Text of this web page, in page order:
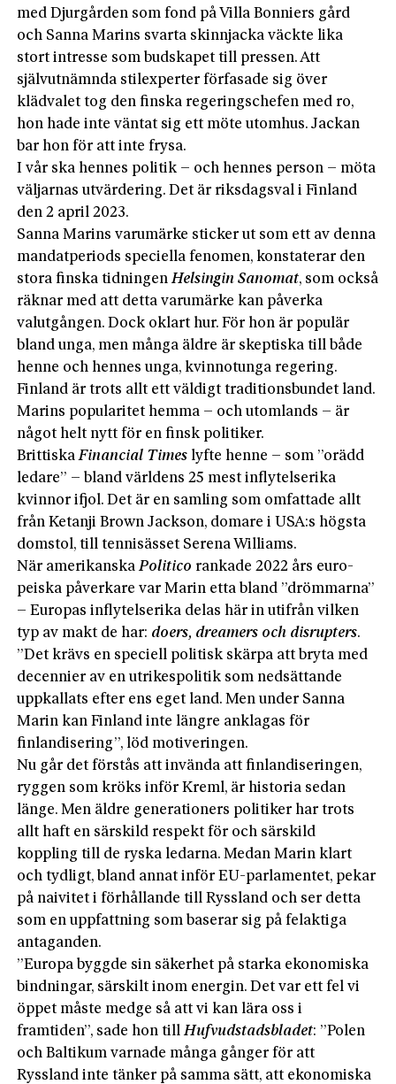
med Djurgården som fond på Villa Bonniers gård
och Sanna Marins svarta skinnjacka väckte lika
stort intresse som budskapet till pres­sen. Att
självutnämnda stilexperter förfasade sig över
klädvalet tog den finska regeringschefen med ro,
hon hade inte väntat sig ett möte utomhus. Jackan
bar hon för att inte frysa.
I vår ska hennes politik – och hennes person – möta
väljarnas utvärdering. Det är riksdagsval i Finland
den 2 april 2023.
Sanna Marins varumärke sticker ut som ett av denna
mandatperiods speciella fenomen, konstaterar den
stora finska tidningenHelsingin Sanomat, som också
räknar med att detta varumärke kan påverka
valutgången. Dock oklart hur. För hon är populär
bland unga, men många äldre är skeptiska till både
henne och hennes unga, kvinnotunga regering.
Finland är trots allt ett väldigt traditionsbundet land.
Marins popularitet hemma – och utomlands – är
något helt nytt för en finsk politiker.
BrittiskaFinancial Times lyfte henne – som ”orädd
ledare” – bland världens 25 mest inflytelserika
kvinnor ifjol. Det är en samling som omfattade allt
från Ketanji Brown Jackson, domare i USA:s högsta
domstol, till tennisässet Serena Williams.
När amerikanskaPolitico rankade 2022 års euro­
peiska påverkare var Marin etta bland ”drömmarna”
– Europas inflytelserika delas här in utifrån vilken
typ av makt de har: doers, dreamers och disrupters.
”Det krävs en speciell politisk skärpa att bryta med
decennier av en utrikespolitik som nedsättande
uppkallats efter ens eget land. Men under Sanna
Marin kan Finland inte längre anklagas för
finlandisering”, löd motiveringen.
Nu går det förstås att invända att finlandiseringen,
ryggen som kröks inför Kreml, är historia sedan
länge. Men äldre generationers politiker har trots
allt haft en särskild respekt för och särskild
koppling till de ryska ledarna. Medan Marin klart
och tydligt, bland annat inför EU-parlamentet, pekar
på naivitet i förhållande till Ryssland och ser detta
som en uppfattning som baserar sig på felaktiga
antaganden.
”Europa byggde sin säkerhet på starka ekonomiska
bindningar, särskilt inom energin. Det var ett fel vi
öppet måste medge så att vi kan lära oss i
framtiden”, sade hon tillHufvudstadsbladet: ”Polen
och Baltikum varnade många gånger för att
Ryssland inte tänker på samma sätt, att ekonomiska